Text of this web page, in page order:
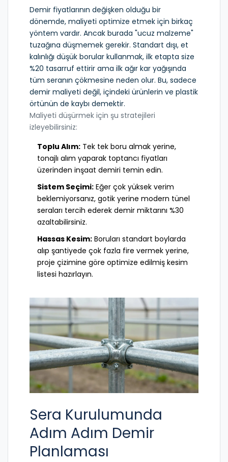
Demir fiyatlarının değişken olduğu bir
dönemde, maliyeti optimize etmek için birkaç
yöntem vardır. Ancak burada "ucuz malzeme"
tuzağına düşmemek gerekir. Standart dışı, et
kalınlığı düşük borular kullanmak, ilk etapta size
%20 tasarruf ettirir ama ilk ağır kar yağışında
tüm seranın çökmesine neden olur. Bu, sadece
demir maliyeti değil, içindeki ürünlerin ve plastik
örtünün de kaybı demektir.
Maliyeti düşürmek için şu stratejileri
izleyebilirsiniz:
Toplu Alım: Tek tek boru almak yerine,
tonajlı alım yaparak toptancı fiyatları
üzerinden inşaat demiri temin edin.
Sistem Seçimi: Eğer çok yüksek verim
beklemiyorsanız, gotik yerine modern tünel
seraları tercih ederek demir miktarını %30
azaltabilirsiniz.
Hassas Kesim: Boruları standart boylarda
alıp şantiyede çok fazla fire vermek yerine,
proje çizimine göre optimize edilmiş kesim
listesi hazırlayın.
Sera Kurulumunda
Adım Adım Demir
Planlaması